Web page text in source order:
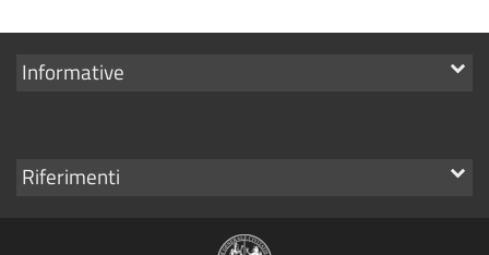
Mostra
Informative
Mostra
Riferimenti